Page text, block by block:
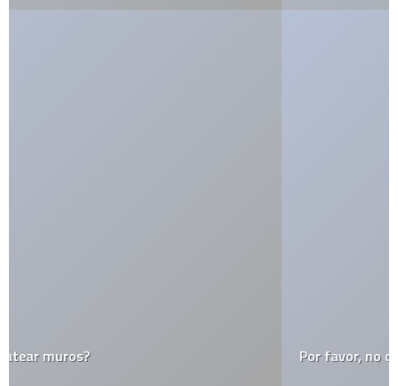
Por favor, no destruyan el lenguaje